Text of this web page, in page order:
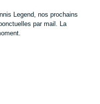
Legend, nos prochains
par mail. La